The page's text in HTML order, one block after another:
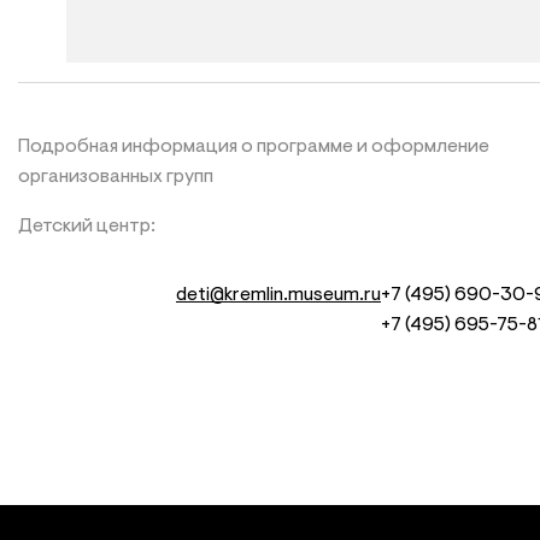
Подробная информация о программе и оформление
организованных групп
Детский центр:
+7 (495) 690-30-
+7 (495) 695-75-
deti@kremlin.museum.ru